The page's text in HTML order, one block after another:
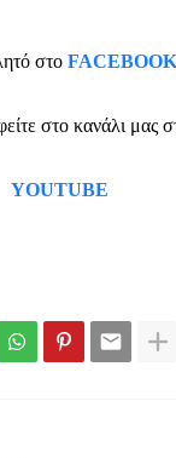
στο FACEBOOK
στο κανάλι μας
YOUTUBE